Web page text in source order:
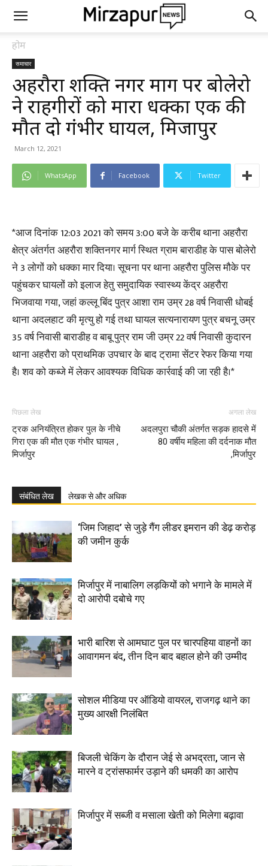
होम
समाचार
अहरौरा शक्ति नगर मार्ग पर बोलेरो
ने राहगीरों को मारा धक्का एक की
मौत दो गंभीर घायल, मिर्जापुर
March 12, 2021
WhatsApp Facebook Twitter
*आज दिनांक 12:03 2021 को समय 3:00 बजे के करीब थाना अहरौरा
क्षेत्र अंतर्गत अहरौरा शक्तिनगर मार्ग स्थित ग्राम बाराडीह के पास बोलेरो
ने 3 लोगों को धक्का मार दिया। सूचना पर थाना अहरौरा पुलिस मौके पर
पहुंचकर घायलों को इलाज हेतु समुदायिक स्वास्थ्य केंद्र अहरौरा
भिजवाया गया, जहां कल्लू बिंद पुत्र आशा राम उम्र 28 वर्ष निवासी धोबई
थाना अदलहाट की मृत्यु हो गई तथा घायल सत्यनारायण पुत्र बचनू उम्र
35 वर्ष निवासी बाराडीह व बाबू पुत्र राम जी उम्र 22 वर्ष निवासी कुदारन
थाना अहरौरा को प्राथमिक उपचार के बाद ट्रामा सेंटर रेफर किया गया
है। शव को कब्जे में लेकर आवश्यक विधिक कार्रवाई की जा रही है।*
पिछला लेख
ट्रक अनियंत्रित होकर पुल के नीचे
गिरा एक की मौत एक गंभीर घायल ,
मिर्जापुर
अगला लेख
अदलपुरा चौकी अंतर्गत सड़क हादसे में
80 वर्षीय महिला की दर्दनाक मौत
,मिर्जापुर
संबंधित लेख लेखक से और अधिक
‘जिम जिहाद’ से जुड़े गैंग लीडर इमरान की डेढ़ करोड़
की जमीन कुर्क
मिर्जापुर में नाबालिग लड़कियों को भगाने के मामले में
दो आरोपी दबोचे गए
भारी बारिश से आमघाट पुल पर चारपहिया वाहनों का
आवागमन बंद, तीन दिन बाद बहाल होने की उम्मीद
सोशल मीडिया पर ऑडियो वायरल, राजगढ़ थाने का
मुख्य आरक्षी निलंबित
बिजली चेकिंग के दौरान जेई से अभद्रता, जान से
मारने व ट्रांसफार्मर उड़ाने की धमकी का आरोप
मिर्जापुर में सब्जी व मसाला खेती को मिलेगा बढ़ावा